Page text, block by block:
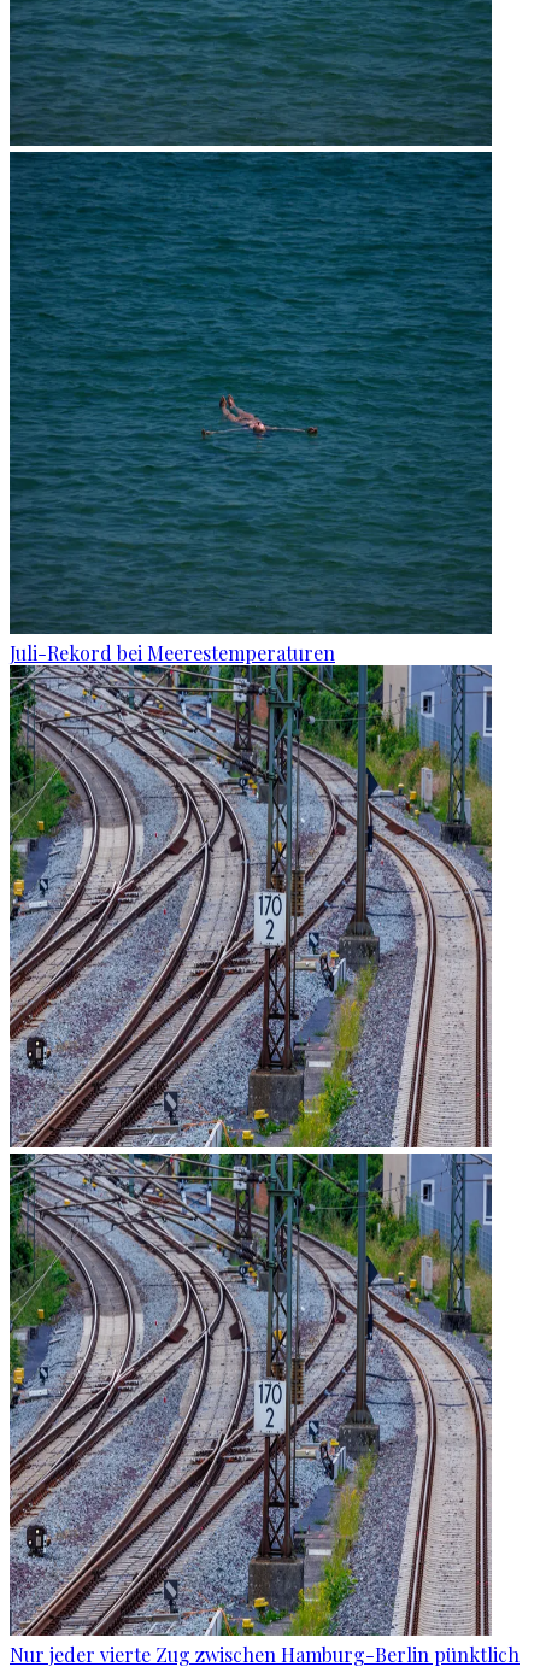
Juli-Rekord bei Meerestemperaturen
Nur jeder vierte Zug zwischen Hamburg-Berlin pünktlich